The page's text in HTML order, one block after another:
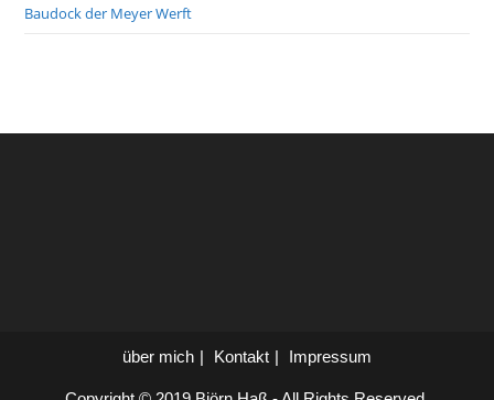
Baudock der Meyer Werft
über mich Kontakt Impressum